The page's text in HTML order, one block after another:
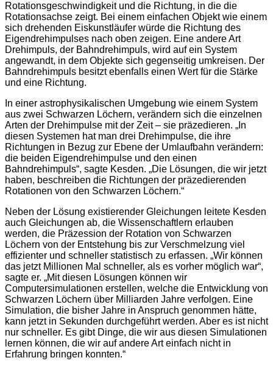
Rotationsgeschwindigkeit und die Richtung, in die die
Rotationsachse zeigt. Bei einem einfachen Objekt wie einem
sich drehenden Eiskunstläufer würde die Richtung des
Eigendrehimpulses nach oben zeigen. Eine andere Art
Drehimpuls, der Bahndrehimpuls, wird auf ein System
angewandt, in dem Objekte sich gegenseitig umkreisen. Der
Bahndrehimpuls besitzt ebenfalls einen Wert für die Stärke
und eine Richtung.
In einer astrophysikalischen Umgebung wie einem System
aus zwei Schwarzen Löchern, verändern sich die einzelnen
Arten der Drehimpulse mit der Zeit – sie präzedieren. „In
diesen Systemen hat man drei Drehimpulse, die ihre
Richtungen in Bezug zur Ebene der Umlaufbahn verändern:
die beiden Eigendrehimpulse und den einen
Bahndrehimpuls“, sagte Kesden. „Die Lösungen, die wir jetzt
haben, beschreiben die Richtungen der präzedierenden
Rotationen von den Schwarzen Löchern.“
Neben der Lösung existierender Gleichungen leitete Kesden
auch Gleichungen ab, die Wissenschaftlern erlauben
werden, die Präzession der Rotation von Schwarzen
Löchern von der Entstehung bis zur Verschmelzung viel
effizienter und schneller statistisch zu erfassen. „Wir können
das jetzt Millionen Mal schneller, als es vorher möglich war“,
sagte er. „Mit diesen Lösungen können wir
Computersimulationen erstellen, welche die Entwicklung von
Schwarzen Löchern über Milliarden Jahre verfolgen. Eine
Simulation, die bisher Jahre in Anspruch genommen hätte,
kann jetzt in Sekunden durchgeführt werden. Aber es ist nicht
nur schneller. Es gibt Dinge, die wir aus diesen Simulationen
lernen können, die wir auf andere Art einfach nicht in
Erfahrung bringen konnten.“